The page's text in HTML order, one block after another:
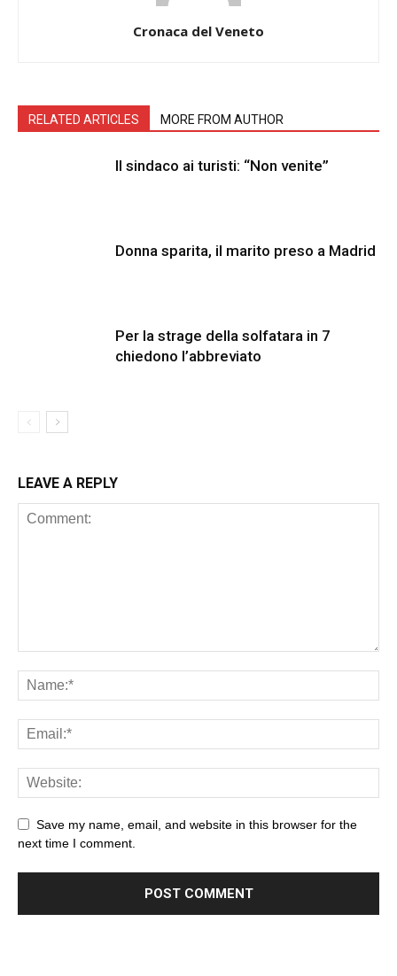
Cronaca del Veneto
RELATED ARTICLES MORE FROM AUTHOR
Il sindaco ai turisti: “Non venite”
Donna sparita, il marito preso a Madrid
Per la strage della solfatara in 7
chiedono l’abbreviato
LEAVE A REPLY
Save my name, email, and website in this browser for the
next time I comment.